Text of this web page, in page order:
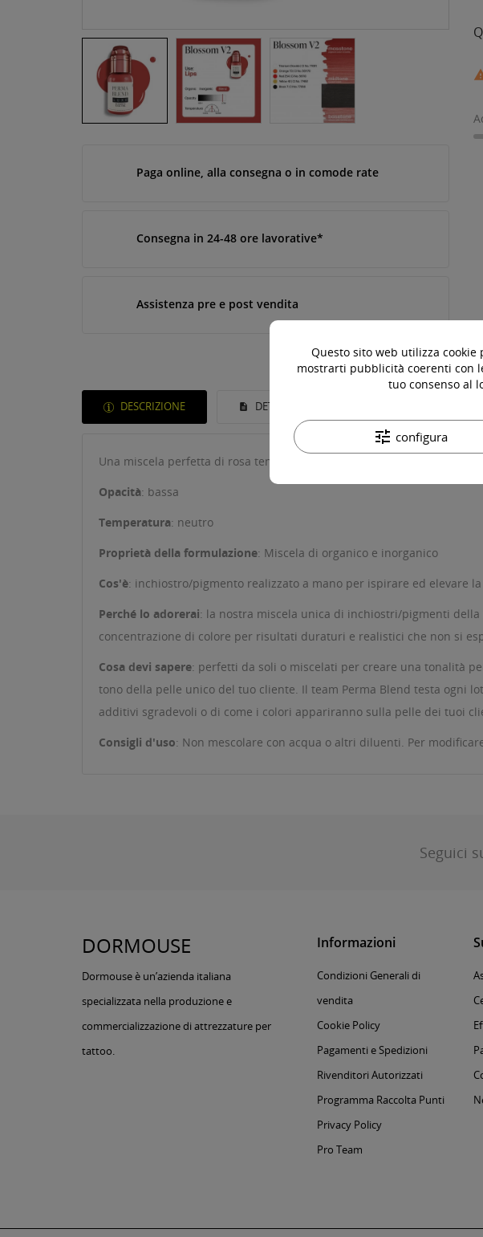
Paga online, alla consegna o in comode rate
Consegna in 24-48 ore lavorative*
Assistenza pre e post vendita
DESCRIZIONE DETTAGLI DEL PRODOTTO
Una miscela perfetta di rosa tenue e arancione, simile a Vivid Koral
Opacità: bassa
Temperatura: neutro
Proprietà della formulazione: Miscela di organico e inorganico
Cos'è: inchiostro/pigmento realizzato a mano per ispirare ed elevare
Perché lo adorerai: la nostra miscela unica di inchiostri/pigmenti
concentrazione di colore per risultati duraturi e realistici che non si
Cosa devi sapere: perfetti da soli o miscelati per creare una tonalità
tono della pelle unico del tuo cliente. Il team Perma Blend testa ogni
additivi sgradevoli o di come i colori appariranno sulla pelle dei tuoi
Consigli d'uso: Non mescolare con acqua o altri diluenti. Per
Seguici
DORMOUSE
Dormouse è un’azienda italiana
specializzata nella produzione e
commercializzazione di attrezzature per
tattoo.
Informazioni
Condizioni Generali di
vendita
Cookie Policy
Pagamenti e Spedizioni
Rivenditori Autorizzati
Programma Raccolta Punti
Privacy Policy
Pro Team
Questo sito web utilizza
mostrarti pubblicità coerenti con
tuo consenso al
tune configura